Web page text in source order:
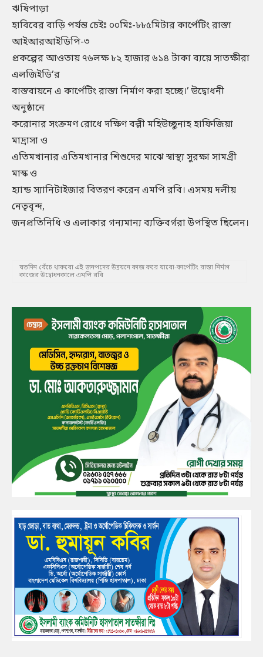
ঋষিপাড়া
হাবিবের বাড়ি পর্যন্ত চেইঃ ০০মিঃ-৮৮৫মিটার কার্পেটিং রাস্তা
আইআরআইডিপি-৩
প্রকল্পের আওতায় ৭৬লক্ষ ৮২ হাজার ৬১৪ টাকা ব্যয়ে সাতক্ষীরা
এলজিইডি’র
বাস্তবায়নে এ কার্পেটিং রাস্তা নির্মাণ করা হচ্ছে।’ উদ্বোধনী
অনুষ্ঠানে
করোনার সংক্রমণ রোধে দক্ষিণ বল্লী মহিউচ্ছুনাহ হাফিজিয়া
মাদ্রাসা ও
এতিমখানার এতিমখানার শিশুদের মাঝে স্বাস্থ্য সুরক্ষা সামগ্রী
মাস্ক ও
হ্যান্ড স্যানিটাইজার বিতরণ করেন এমপি রবি। এসময় দলীয়
নেতৃবৃন্দ,
জনপ্রতিনিধি ও এলাকার গন্যমান্য ব্যক্তিবর্গরা উপস্থিত ছিলেন।
যতদিন বেঁচে থাকবো এই জনপদের উন্নয়নে কাজ করে যাবো-কার্পেটিং রাস্তা নির্মাণ
কাজের উদ্বোধনকালে এমপি রবি